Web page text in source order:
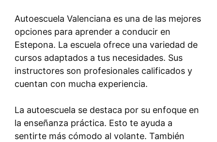
Autoescuela Valenciana es una de las mejores
opciones para aprender a conducir en
Estepona. La escuela ofrece una variedad de
cursos adaptados a tus necesidades. Sus
instructores son profesionales calificados y
cuentan con mucha experiencia.
La autoescuela se destaca por su enfoque en
la enseñanza práctica. Esto te ayuda a
sentirte más cómodo al volante. También